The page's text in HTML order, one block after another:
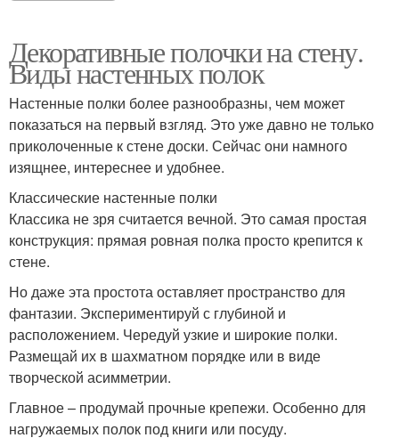
Декоративные полочки на стену.
Виды настенных полок
Настенные полки более разнообразны, чем может
показаться на первый взгляд. Это уже давно не только
приколоченные к стене доски. Сейчас они намного
изящнее, интереснее и удобнее.
Классические настенные полки
Классика не зря считается вечной. Это самая простая
конструкция: прямая ровная полка просто крепится к
стене.
Но даже эта простота оставляет пространство для
фантазии. Экспериментируй с глубиной и
расположением. Чередуй узкие и широкие полки.
Размещай их в шахматном порядке или в виде
творческой асимметрии.
Главное – продумай прочные крепежи. Особенно для
нагружаемых полок под книги или посуду.